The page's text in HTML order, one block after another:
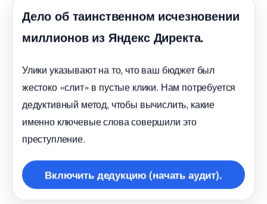
Дело об таинственном исчезновении
миллионов из Яндекс Директа.
Улики указывают на то, что ваш бюджет был
жестоко «слит» в пустые клики. Нам потребуется
дедуктивный метод, чтобы вычислить, какие
именно ключевые слова совершили это
преступление.
ключить дедукцию (начать аудит).